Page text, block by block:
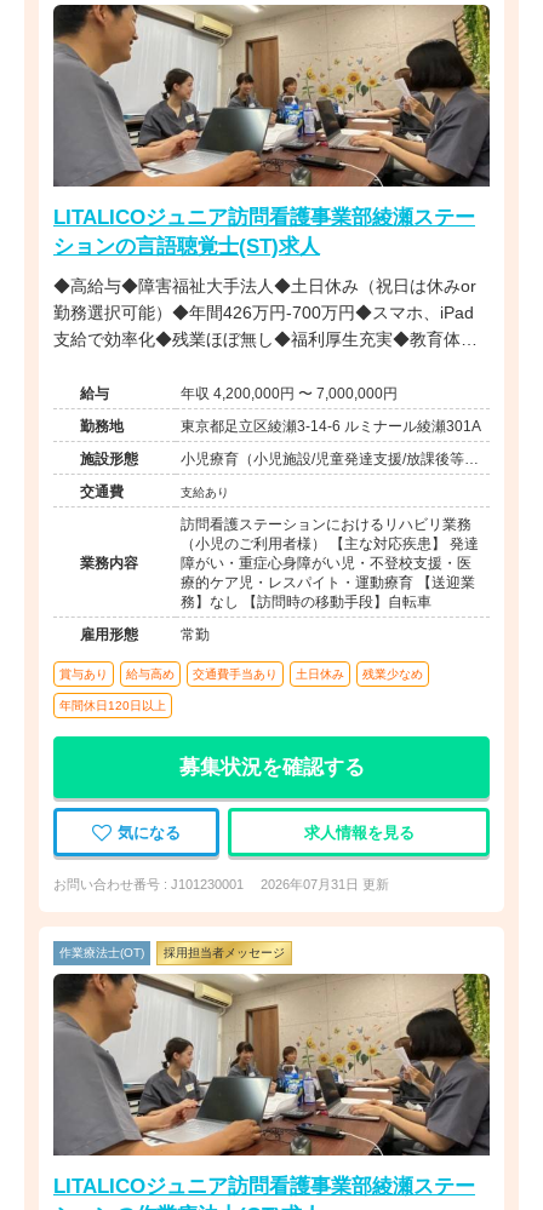
LITALICOジュニア訪問看護事業部綾瀬ステー
ションの言語聴覚士(ST)求人
◆高給与◆障害福祉大手法人◆土日休み（祝日は休みor
勤務選択可能）◆年間426万円-700万円◆スマホ、iPad
支給で効率化◆残業ほぼ無し◆福利厚生充実◆教育体制
給与
年収 4,200,000円 〜 7,000,000円
勤務地
東京都足立区綾瀬3-14-6 ルミナール綾瀬301A
施設形態
小児療育（小児施設/児童発達支援/放課後等デ
イサービス）
交通費 支給あり
業務内容
訪問看護ステーションにおけるリハビリ業務
（小児のご利用者様） 【主な対応疾患】 発達
障がい・重症心身障がい児・不登校支援・医
療的ケア児・レスパイト・運動療育 【送迎業
務】なし 【訪問時の移動手段】自転車
雇用形態
常勤
賞与あり 給与高め 交通費手当あり 土日休み 残業少なめ
年間休日120日以上
募集状況を確認する
気になる 求人情報を見る
お問い合わせ番号 : J101230001 2026年07月31日 更新
作業療法士(OT) 採用担当者メッセージ
LITALICOジュニア訪問看護事業部綾瀬ステー